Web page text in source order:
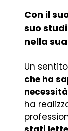
Con il
suo
nella
Un
che ha
ha